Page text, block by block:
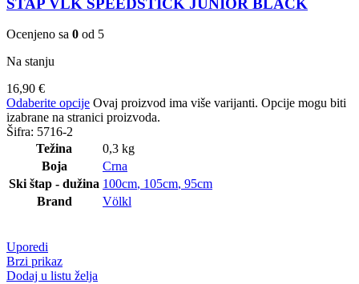
Ocenjeno sa 0 od 5
Na stanju
16,90 €
Odaberite opcije Ovaj proizvod ima više varijanti. Opcije mogu biti
izabrane na stranici proizvoda.
Šifra: 5716-2
Težina
0,3 kg
Boja
Crna
Ski štap - dužina 100cm, 105cm, 95cm
Brand
Völkl
Uporedi
Brzi prikaz
Dodaj u listu želja